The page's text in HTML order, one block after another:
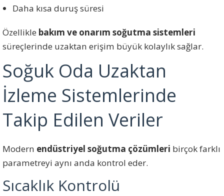
Daha kısa duruş süresi
Özellikle bakım ve onarım soğutma sistemleri
süreçlerinde uzaktan erişim büyük kolaylık sağlar.
Soğuk Oda Uzaktan
İzleme Sistemlerinde
Takip Edilen Veriler
Modern endüstriyel soğutma çözümleri birçok farklı
parametreyi aynı anda kontrol eder.
Sıcaklık Kontrolü